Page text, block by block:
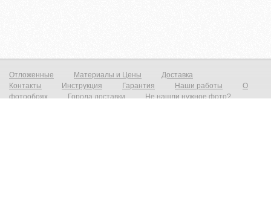
Отложенные Материалы и Цены
Доставка
Контакты
Инструкция Гарантия Наши работы
О
фотообоях
Города доставки
Не нашли нужное фото?